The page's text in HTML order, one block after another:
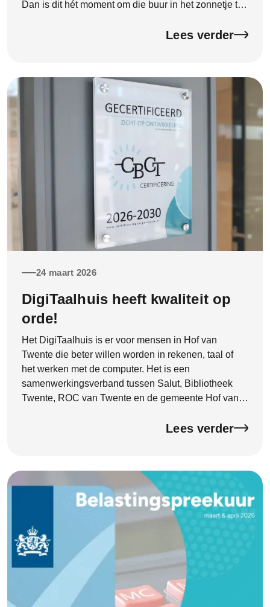
Dan is dit hét moment om die buur in het zonnetje te
Lees verder
24 maart 2026
DigiTaalhuis heeft kwaliteit op
orde!
Het DigiTaalhuis is er voor mensen in Hof van
Twente die beter willen worden in rekenen, taal of
het werken met de computer. Het is een
samenwerkingsverband tussen Salut, Bibliotheek
Twente, ROC van Twente en de gemeente Hof van
officieel kwaliteitscertificaat ontvangen van de
onthuld door wethouder Hannie Rohaan. Met dit
certificaat laat het DigiTaalhuis zien dat de kwaliteit
goed op orde is en dat je kunt rekenen op goede
Lees verder